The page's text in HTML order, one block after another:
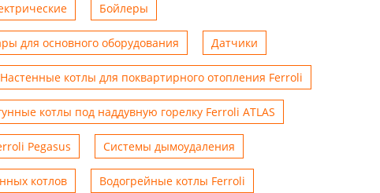
Бойлеры
для основного оборудования Датчики
Настенные котлы для поквартирного отопления Ferroli
котлы под наддувную горелку Ferroli ATLAS
Pegasus Системы дымоудаления
котлов Водогрейные котлы Ferroli